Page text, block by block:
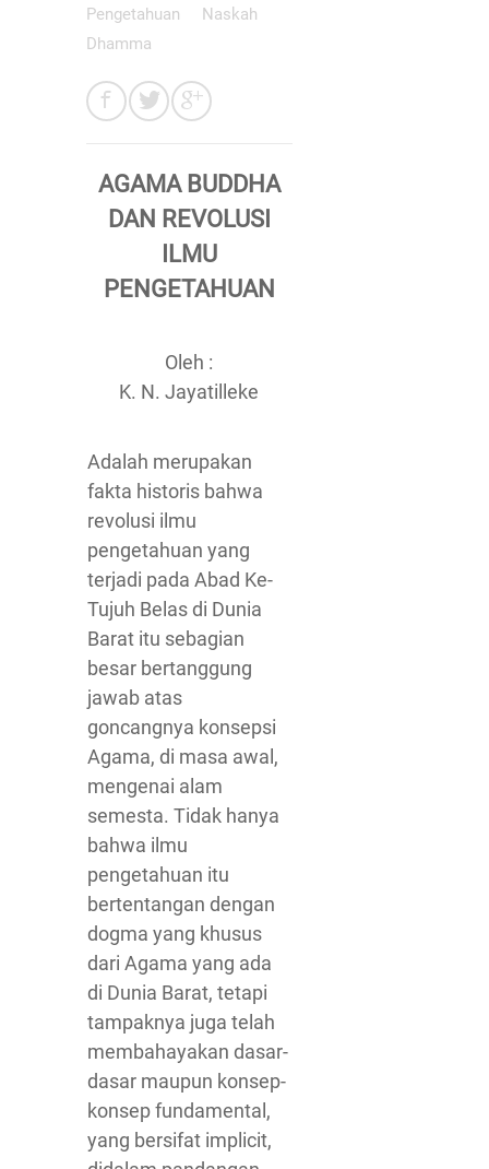
Pengetahuan
Naskah
Dhamma
AGAMA BUDDHA
DAN REVOLUSI
ILMU
PENGETAHUAN
Oleh :
K. N. Jayatilleke
Adalah merupakan
fakta historis bahwa
revolusi ilmu
pengetahuan yang
terjadi pada Abad Ke-
Tujuh Belas di Dunia
Barat itu sebagian
besar bertanggung
jawab atas
goncangnya konsepsi
Agama, di masa awal,
mengenai alam
semesta. Tidak hanya
bahwa ilmu
pengetahuan itu
bertentangan dengan
dogma yang khusus
dari Agama yang ada
di Dunia Barat, tetapi
tampaknya juga telah
membahayakan dasar-
dasar maupun konsep-
konsep fundamental,
yang bersifat implicit,